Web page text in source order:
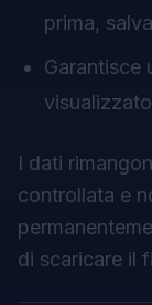
prima,
Garantisce
I dati
controllata e
di scaricare il